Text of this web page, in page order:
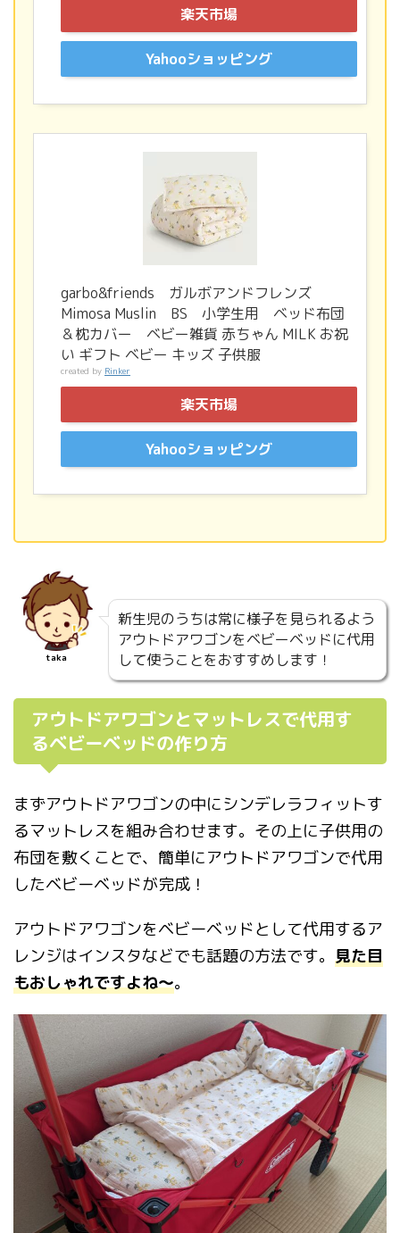
楽天市場
Yahooショッピング
garbo&friends ガルボアンドフレンズ
Mimosa Muslin BS 小学生用 ベッド布団
＆枕カバー ベビー雑貨 赤ちゃん MILK お祝
い ギフト ベビー キッズ 子供服
created by Rinker
楽天市場
Yahooショッピング
taka
新生児のうちは常に様子を見られるよう
アウトドアワゴンをベビーベッドに代用
して使うことをおすすめします！
アウトドアワゴンとマットレスで代用す
るベビーベッドの作り方
まずアウトドアワゴンの中にシンデレラフィットす
るマットレスを組み合わせます。その上に子供用の
布団を敷くことで、簡単にアウトドアワゴンで代用
したベビーベッドが完成！
アウトドアワゴンをベビーベッドとして代用するア
レンジはインスタなどでも話題の方法です。 見た目
もおしゃれですよね～。